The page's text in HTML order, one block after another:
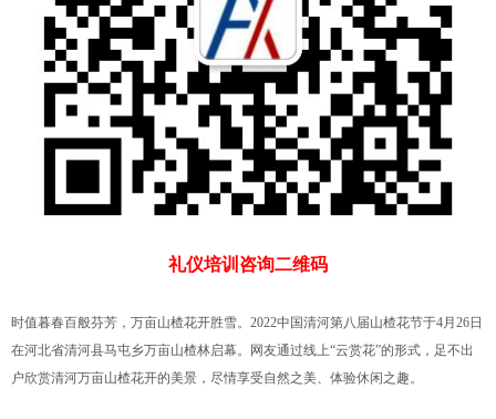
礼仪培训咨询二维码
时值暮春百般芬芳，万亩山楂花开胜雪。2022中国清河第八届山楂花节于4月26日
在河北省清河县马屯乡万亩山楂林启幕。网友通过线上“云赏花”的形式，足不出
户欣赏清河万亩山楂花开的美景，尽情享受自然之美、体验休闲之趣。